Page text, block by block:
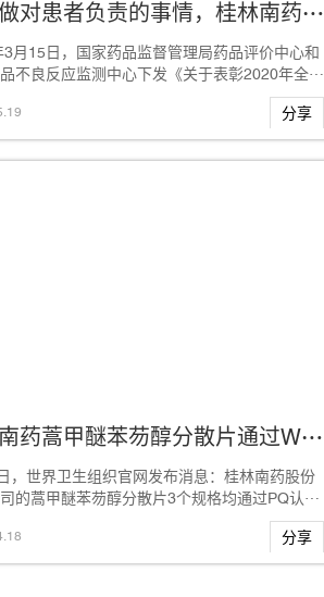
坚持做对患者负责的事情，桂林南药荣获“全国药品不良反应监测评价工作优秀单位”
月15日，国家药品监督管理局药品评价中心和
不良反应监测中心下发《关于表彰2020年全国
.19 分享
桂林南药蒿甲醚苯芴醇分散片通过WHO-PQ认证
，世界卫生组织官网发布消息：桂林南药股份
的蒿甲醚苯芴醇分散片3个规格均通过PQ认证
.18 分享